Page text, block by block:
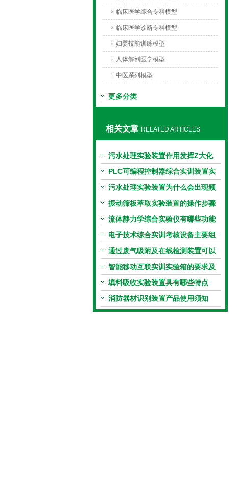
临床医学综合专科模型
临床医学诊断专科模型
妇婴技能训练模型
人体解剖医学模型
中医系列模型
更多分类
相关文章 RELATED ARTICLES
污水处理实验装置作用发挥Z大化
PLC可编程控制器综合实训装置实
训目的及技术参数
污水处理实验装置为什么会出现频
繁重启的现象？
振动筛板萃取实验装置的操作步骤
流体静力学综合实验仪有哪些功能
电子技术综合实训考核设备主要组
成部分
通过废气吸附及在线检测装置可以
达到哪些实验目的
智能移动互联实训实验箱的要求及
人才培养目标
填料吸收实验装置具有哪些特点
消防器材识别装置产品使用须知